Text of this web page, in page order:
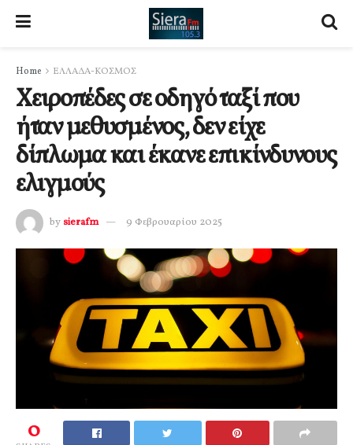
Home ΕΛΛΑΔΑ-ΚΟΣΜΟΣ
Χειροπέδες σε οδηγό ταξί που
ήταν μεθυσμένος, δεν είχε
δίπλωμα και έκανε επικίνδυνους
ελιγμούς
by sierafm 9 Φεβρουαρίου 2025
0